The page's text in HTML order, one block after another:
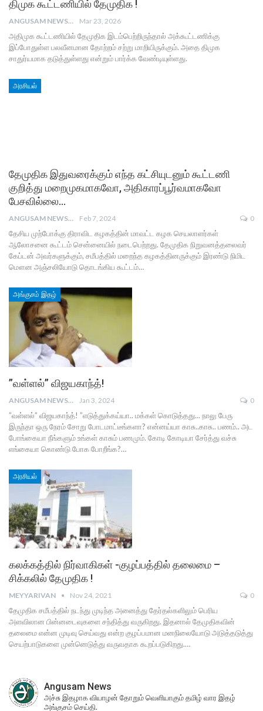
திமுக கூட்டணியில் தேமுதிக !
ANGUSAM NEWS Mar 23, 2026
அதிமுக கூட்டணியில் தேமுதிக இடம்பெற்றிருந்தால் அக்கூட்டணிக்கு
இப்போதுள்ள பலவீனமான தோற்றம் சற்று மாறியிருக்கும். அதை திமுக
சாதுர்யமாக தடுத்துள்ளது என்றும் பார்க்க வேண்டியுள்ளது.
அரசியல்
தேமுதிக இதுவரைக்கும் எந்த கட்சியுடனும் கூட்டணி
குறித்து மறைமுகமாகவோ, அதிகாரப்பூர்வமாகவோ
பேசவில்லை…
ANGUSAM NEWS Feb 7, 2024 0
தேசிய முற்போக்கு திராவிட கழகத்தின் மாவட்ட கழக செயலாளர்கள்
ஆலோசனை கூட்டம் சென்னையில் நடைபெற்றது. தேமுதிக நிறுவனத்தலைவர்
கேப்டன் அவர்களுக்கும், சமீபத்தில் மறைந்த கழகத்தினருக்கும் இரண்டு நிமிட
மௌன அஞ்சலியோடு தொடங்கிய கூட்டம்…
அங்குசம் இதழ்
”வள்ளல்” விஜயகாந்த்!
ANGUSAM NEWS Jan 3, 2024 0
”வள்ளல்” விஜயகாந்த்! ”எடுத்துக்கய்யா.. மக்கள் கொடுத்தது... நாலு பேரு
இருந்தா ஒரு நேரம் சோறு போடமாட்டீங்களா? என்னய்யா காசு..காசு.. பணம்.. அட
போங்கையா நீங்களும் உங்கள் காசும் பணமும். கோடி கோடியா சேர்த்து வச்சு
எங்கையா கொண்டு போக போறீங்க?…
அரசியல்
கலக்கத்தில் நிர்வாகிகள் -குழப்பத்தில் தலைமை –
சிக்கலில் தேமுதிக !
MEYYARIVAN Nov 24, 2021 0
தேமுதிக சமீபத்தில் நடந்து முடிந்த அனைத்து தேர்தல்களிலும் பெரிய
அளவிலான பின்னடைவுகளை சந்தித்து வருகிறது. இதனால் தேமுதிகவின்
தலைமை என்ன முடிவு செய்வது என்ற குழப்பமான மனநிலையோடு அடுத்தடுத்து
செயற்பாடுகளை முன்னெடுத்து வருவதாக கூறப்படுகிறது.…
Angusam News
அச்சு இதழாக வியாழன் தோறும் வெளியாகும் தமிழ் வார இதழ்
அங்குசம் செய்தி.